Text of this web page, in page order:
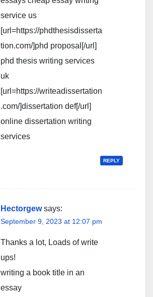
service us
[url=https://phdthesisdisserta
tion.com/]phd proposal[/url]
phd thesis writing services
uk
[url=https://writeadissertation
.com/]dissertation def[/url]
online dissertation writing
services
REPLY
Hectorgew says:
September 9, 2023 at 12:07 pm
Thanks a lot, Loads of write
ups!
writing a book title in an
essay